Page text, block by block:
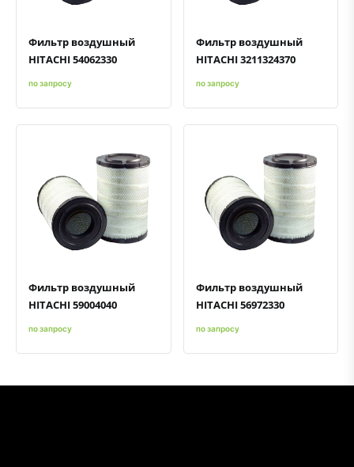
Фильтр воздушный
HITACHI 54062330
по запросу
Фильтр воздушный
HITACHI 3211324370
по запросу
Быстрый просмотрДобавить к сравнению
Добавить в избранное
Фильтр воздушный
HITACHI 59004040
по запросу
Быстрый просмотрДобавить к сравнению
Добавить в избранное
Фильтр воздушный
HITACHI 56972330
по запросу